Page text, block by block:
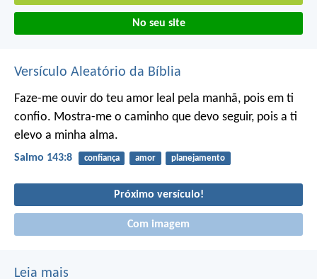
No seu site
Versículo Aleatório da Bíblia
Faze-me ouvir do teu amor leal pela manhã, pois em ti
confio. Mostra-me o caminho que devo seguir, pois a ti
elevo a minha alma.
Salmo 143:8 confiança amor planejamento
Próximo versículo!
Com imagem
Leia mais